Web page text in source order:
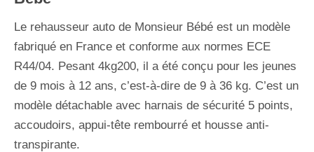
Le rehausseur auto de Monsieur Bébé est un modèle
fabriqué en France et conforme aux normes ECE
R44/04. Pesant 4kg200, il a été conçu pour les jeunes
de 9 mois à 12 ans, c’est-à-dire de 9 à 36 kg. C’est un
modèle détachable avec harnais de sécurité 5 points,
accoudoirs, appui-tête rembourré et housse anti-
transpirante.